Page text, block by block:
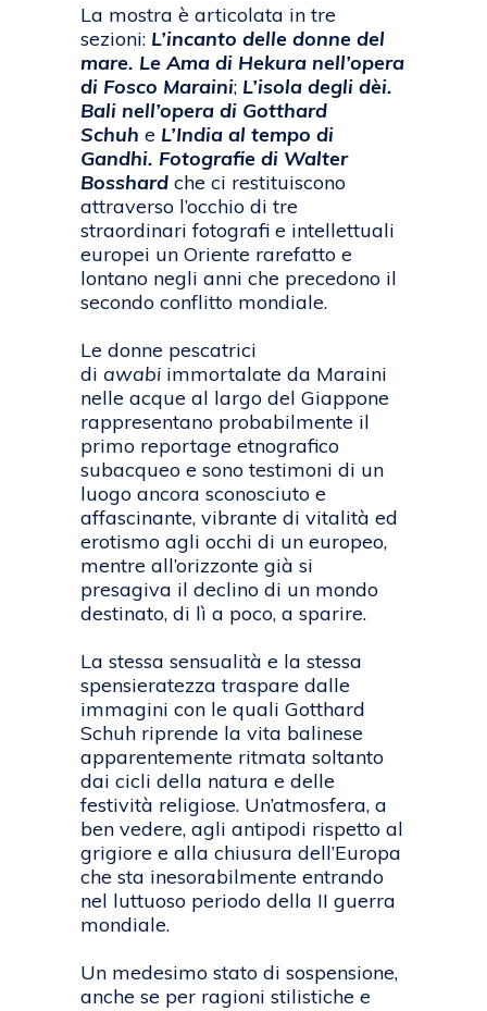
La mostra è articolata in tre
sezioni: L’incanto delle donne del
mare. Le Ama di Hekura nell’opera
di Fosco Maraini; L’isola degli dèi.
Bali nell’opera di Gotthard
Schuh e L’India al tempo di
Gandhi. Fotografie di Walter
Bosshard che ci restituiscono
attraverso l’occhio di tre
straordinari fotografi e intellettuali
europei un Oriente rarefatto e
lontano negli anni che precedono il
secondo conflitto mondiale.
Le donne pescatrici
di awabi immortalate da Maraini
nelle acque al largo del Giappone
rappresentano probabilmente il
primo reportage etnografico
subacqueo e sono testimoni di un
luogo ancora sconosciuto e
affascinante, vibrante di vitalità ed
erotismo agli occhi di un europeo,
mentre all’orizzonte già si
presagiva il declino di un mondo
destinato, di lì a poco, a sparire.
La stessa sensualità e la stessa
spensieratezza traspare dalle
immagini con le quali Gotthard
Schuh riprende la vita balinese
apparentemente ritmata soltanto
dai cicli della natura e delle
festività religiose. Un’atmosfera, a
ben vedere, agli antipodi rispetto al
grigiore e alla chiusura dell’Europa
che sta inesorabilmente entrando
nel luttuoso periodo della II guerra
mondiale.
Un medesimo stato di sospensione,
anche se per ragioni stilistiche e